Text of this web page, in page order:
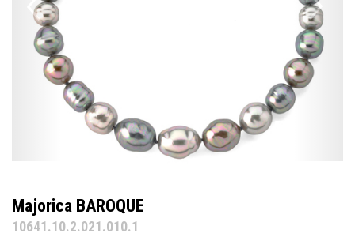
Majorica BAROQUE
10641.10.2.021.010.1